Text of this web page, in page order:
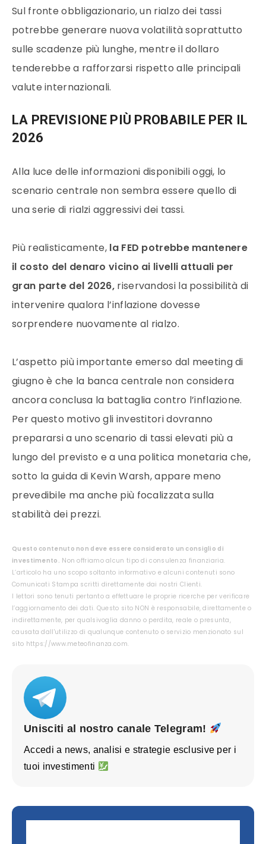
Sul fronte obbligazionario, un rialzo dei tassi
potrebbe generare nuova volatilità soprattutto
sulle scadenze più lunghe, mentre il dollaro
tenderebbe a rafforzarsi rispetto alle principali
valute internazionali.
LA PREVISIONE PIÙ PROBABILE PER IL
2026
Alla luce delle informazioni disponibili oggi, lo
scenario centrale non sembra essere quello di
una serie di rialzi aggressivi dei tassi.
Più realisticamente, la FED potrebbe mantenere
il costo del denaro vicino ai livelli attuali per
gran parte del 2026, riservandosi la possibilità di
intervenire qualora l’inflazione dovesse
sorprendere nuovamente al rialzo.
L’aspetto più importante emerso dal meeting di
giugno è che la banca centrale non considera
ancora conclusa la battaglia contro l’inflazione.
Per questo motivo gli investitori dovranno
prepararsi a uno scenario di tassi elevati più a
lungo del previsto e a una politica monetaria che,
sotto la guida di Kevin Warsh, appare meno
prevedibile ma anche più focalizzata sulla
stabilità dei prezzi.
Questo contenuto non deve essere considerato un consiglio di
investimento. Non offriamo alcun tipo di consulenza finanziaria.
L’articolo ha uno scopo soltanto informativo e alcuni contenuti sono
Comunicati Stampa scritti direttamente dai nostri Clienti.
I lettori sono tenuti pertanto a effettuare le proprie ricerche per verificare
l’aggiornamento dei dati. Questo sito NON è responsabile, direttamente o
indirettamente, per qualsivoglia danno o perdita, reale o presunta,
causata dall'utilizzo di qualunque contenuto o servizio menzionato sul
sito https://www.meteofinanza.com.
Unisciti al nostro canale Telegram!
Accedi a news, analisi e strategie esclusive per i
tuoi investimenti